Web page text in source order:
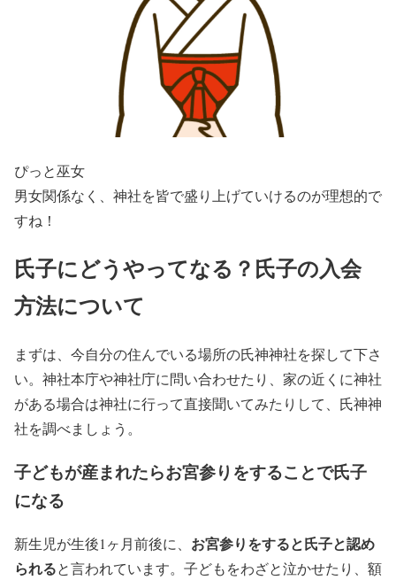
ぴっと巫女
男女関係なく、神社を皆で盛り上げていけるのが理想的で
すね！
氏子にどうやってなる？氏子の入会
方法について
まずは、今自分の住んでいる場所の氏神神社を探して下さ
い。神社本庁や神社庁に問い合わせたり、家の近くに神社
がある場合は神社に行って直接聞いてみたりして、氏神神
社を調べましょう。
子どもが産まれたらお宮参りをすることで氏子
になる
新生児が生後1ヶ月前後に、 お宮参りをすると氏子と認め
られると言われています。子どもをわざと泣かせたり、額